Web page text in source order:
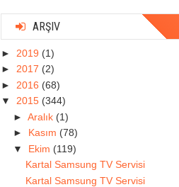
ARŞIV
► 2019 (1)
► 2017 (2)
► 2016 (68)
▼ 2015 (344)
► Aralık (1)
► Kasım (78)
▼ Ekim (119)
Kartal Samsung TV Servisi
Kartal Samsung TV Servisi